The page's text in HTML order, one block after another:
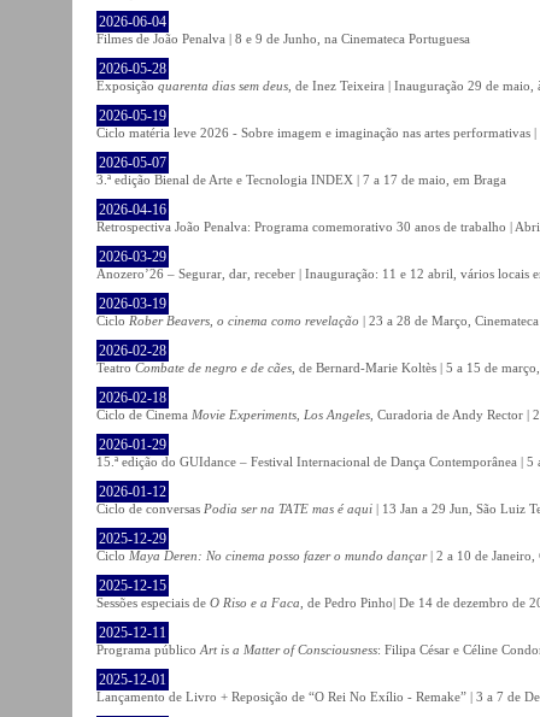
2026-06-04
Filmes de João Penalva | 8 e 9 de Junho, na Cinemateca Portuguesa
2026-05-28
Exposição quarenta dias sem deus , de Inez Teixeira | Inauguração 29 de
2026-05-19
Ciclo matéria leve 2026 - Sobre imagem e imaginação nas artes
2026-05-07
3.ª edição Bienal de Arte e Tecnologia INDEX | 7 a 17 de maio, em Braga
2026-04-16
Retrospectiva João Penalva: Programa comemorativo 30 anos de trabalho |
2026-03-29
Anozero’26 – Segurar, dar, receber | Inauguração: 11 e 12 abril, vários locais
2026-03-19
Ciclo Rober Beavers, o cinema como revelação | 23 a 28 de Março,
2026-02-28
Teatro Combate de negro e de cães , de Bernard-Marie Koltès | 5 a 15 de
2026-02-18
Ciclo de Cinema Movie Experiments, Los Angeles , Curadoria de Andy Rector
2026-01-29
15.ª edição do GUIdance – Festival Internacional de Dança Contemporânea |
2026-01-12
Ciclo de conversas Podia ser na TATE mas é aqui | 13 Jan a 29 Jun, São Luiz
2025-12-29
Ciclo Maya Deren: No cinema posso fazer o mundo dançar| 2 a 10 de Janeiro,
2025-12-15
Sessões especiais de O Riso e a Faca , de Pedro Pinho| De 14 de dezembro de
2025-12-11
Programa público Art is a Matter of Consciousness: Filipa César e Céline
2025-12-01
Lançamento de Livro + Reposição de “O Rei No Exílio - Remake” | 3 a 7 de